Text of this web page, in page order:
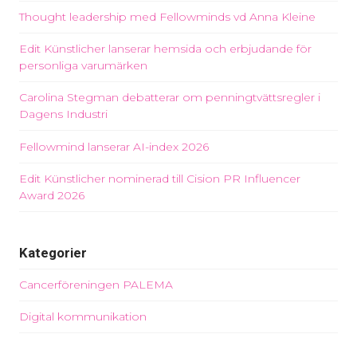
Thought leadership med Fellowminds vd Anna Kleine
Edit Künstlicher lanserar hemsida och erbjudande för
personliga varumärken
Carolina Stegman debatterar om penningtvättsregler i
Dagens Industri
Fellowmind lanserar AI-index 2026
Edit Künstlicher nominerad till Cision PR Influencer
Award 2026
Kategorier
Cancerföreningen PALEMA
Digital kommunikation